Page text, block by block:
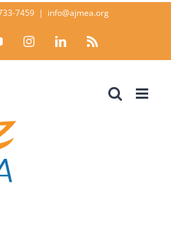
7459 | info@ajmea.org
YouTubeInstagramLinkedInRss